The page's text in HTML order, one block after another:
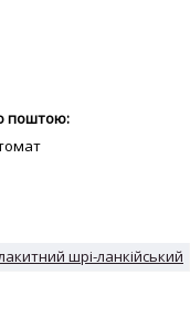
поштою:
шрі-ланкійський